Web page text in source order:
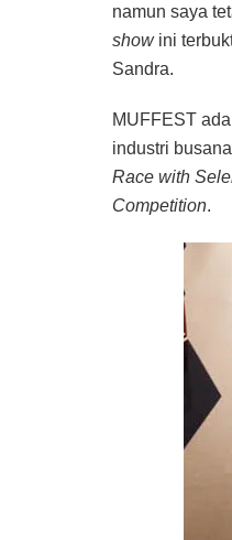
namun saya
showini
Sandra.
MUFFEST
industri
Race with
Competition.